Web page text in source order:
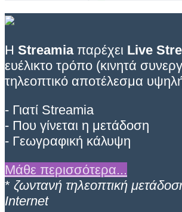
Η Streamiaπαρέχει Live
ευέλικτο τρόπο (κινητά
τηλεοπτικό αποτέλεσμα
- Γιατί Streamia
- Που γίνεται η μετάδοση
- Γεωγραφική κάλυψη
Μάθε περισσότερα...
* ζωντανή τηλεοπτική
Internet